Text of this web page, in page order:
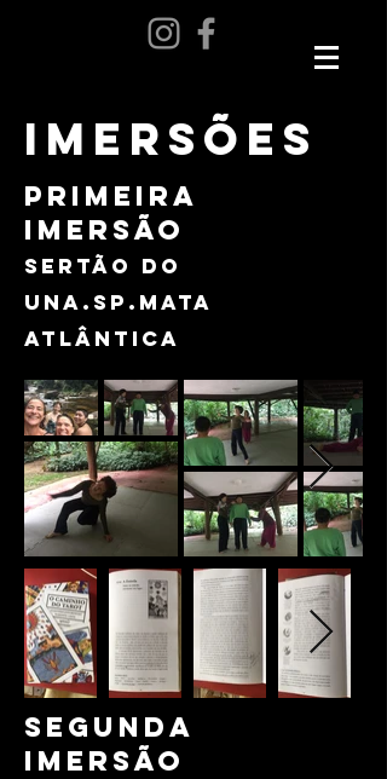
imersões
primeira
imersão
sertão do
una.sp.mata
atlântica
segunda
imersão